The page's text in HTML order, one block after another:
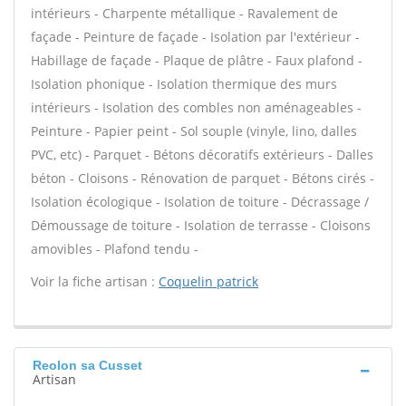
intérieurs - Charpente métallique - Ravalement de
façade - Peinture de façade - Isolation par l'extérieur -
Habillage de façade - Plaque de plâtre - Faux plafond -
Isolation phonique - Isolation thermique des murs
intérieurs - Isolation des combles non aménageables -
Peinture - Papier peint - Sol souple (vinyle, lino, dalles
PVC, etc) - Parquet - Bétons décoratifs extérieurs - Dalles
béton - Cloisons - Rénovation de parquet - Bétons cirés -
Isolation écologique - Isolation de toiture - Décrassage /
Démoussage de toiture - Isolation de terrasse - Cloisons
amovibles - Plafond tendu -
Voir la fiche artisan : Coquelin patrick
Reolon sa Cusset
Artisan